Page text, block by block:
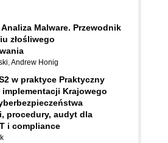
Malware. Przewodnik
złośliwego
,Andrew Honig
w praktyce Praktyczny
Krajowego
procedury, audyt dla
i compliance